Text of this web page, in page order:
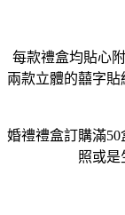
每款禮盒均貼心
兩款立體的囍字
婚禮禮盒訂購滿
照或是